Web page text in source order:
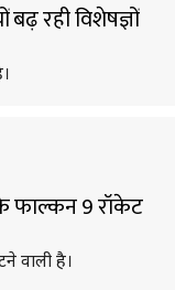
बढ़ रही विशेषज्ञों
फाल्कन 9 रॉकेट
वाली है।